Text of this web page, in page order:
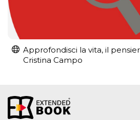
Approfondisci la vita, il
Cristina Campo